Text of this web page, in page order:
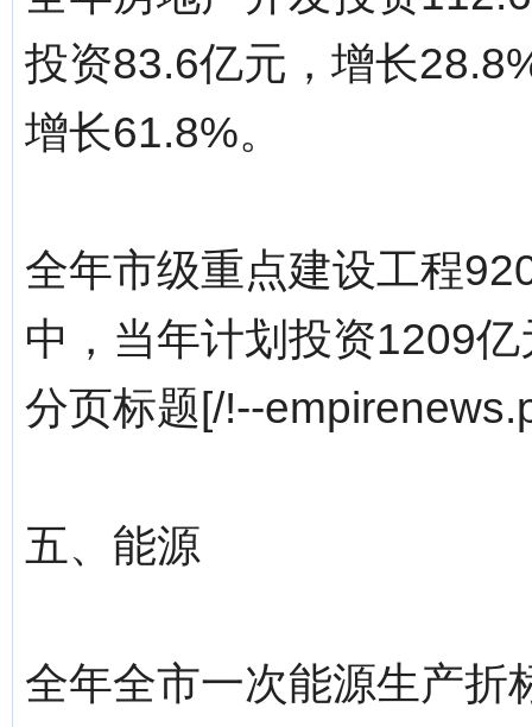
投资83.6亿元，增长
增长61.8%。
全年市级重点建设工程
中，当年计划投资1209
分页标题[/!--
五、能源
全年全市一次能源生产折